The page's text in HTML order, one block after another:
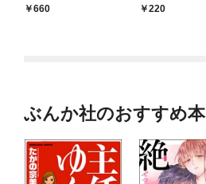
660
220
ぶんか社のおすすめ本